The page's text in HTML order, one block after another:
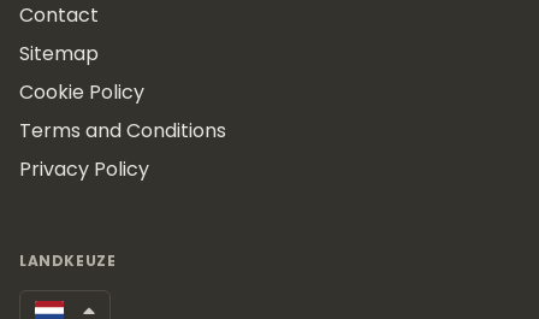
Contact
Sitemap
Cookie Policy
Terms and Conditions
Privacy Policy
LANDKEUZE